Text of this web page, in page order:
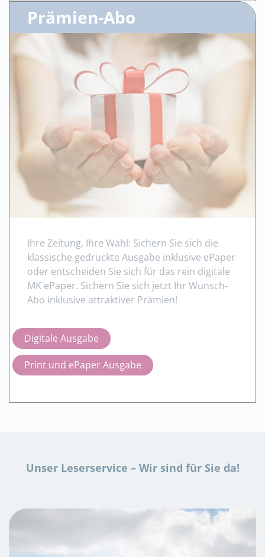
Prämien-Abo
Ihre Zeitung, Ihre Wahl: Sichern Sie sich die
klassische gedruckte Ausgabe inklusive ePaper
oder entscheiden Sie sich für das rein digitale
MK ePaper. Sichern Sie sich jetzt Ihr Wunsch-
Abo inklusive attraktiver Prämien!
Digitale Ausgabe
Print und ePaper Ausgabe
Unser Leserservice – Wir sind für Sie da!